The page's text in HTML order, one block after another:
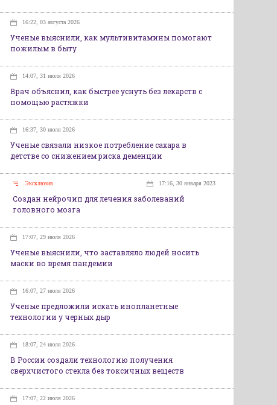
16:22, 03 августа 2026
Ученые выяснили, как мультивитамины помогают
пожилым в быту
14:07, 31 июля 2026
Врач объяснил, как быстрее уснуть без лекарств с
помощью растяжки
16:37, 30 июля 2026
Ученые связали низкое потребление сахара в
детстве со снижением риска деменции
Эксклюзив 17:16, 30 января 2023
Создан нейрочип для лечения заболеваний
головного мозга
17:07, 29 июля 2026
Ученые выяснили, что заставляло людей носить
маски во время пандемии
16:07, 27 июля 2026
Ученые предложили искать инопланетные
технологии у черных дыр
18:07, 24 июля 2026
В России создали технологию получения
сверхчистого стекла без токсичных веществ
17:07, 22 июля 2026